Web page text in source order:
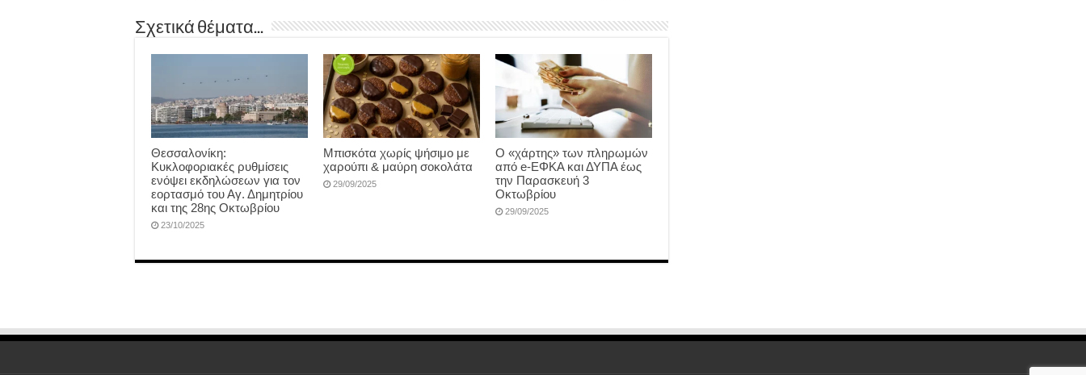
Σχετικά θέματα...
Θεσσαλονίκη:
Κυκλοφοριακές ρυθμίσεις
ενόψει εκδηλώσεων για τον
εορτασμό του Αγ. Δημητρίου
και της 28ης Οκτωβρίου
23/10/2025
Μπισκότα χωρίς ψήσιμο με
χαρούπι & μαύρη σοκολάτα
29/09/2025
Ο «χάρτης» των πληρωμών
από e-ΕΦΚΑ και ΔΥΠΑ έως
την Παρασκευή 3
Οκτωβρίου
29/09/2025